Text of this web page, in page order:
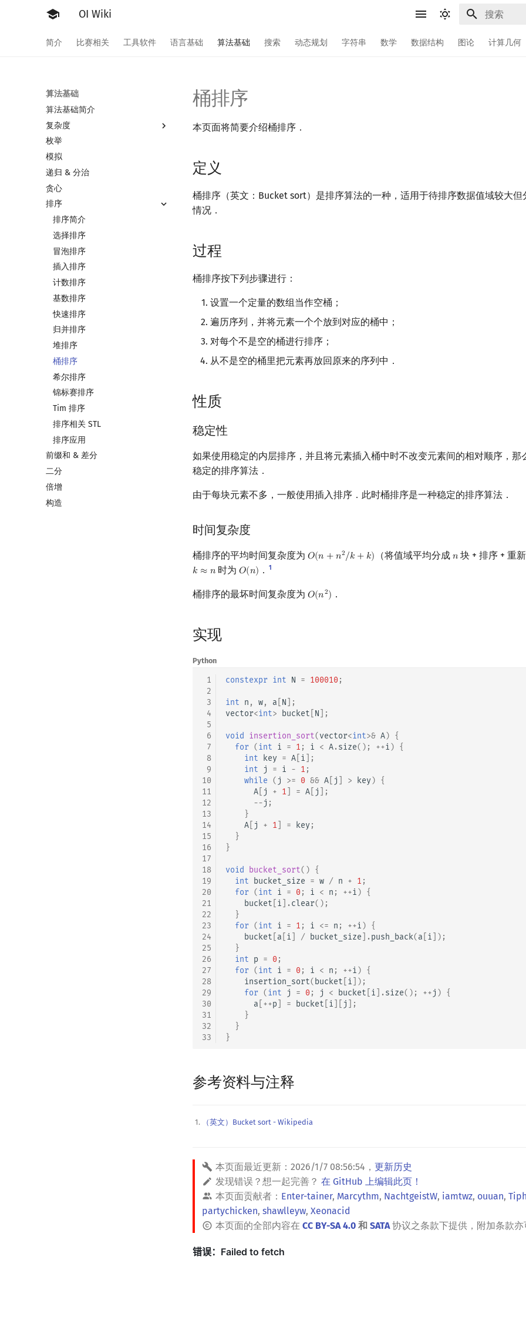
OI Wiki
简介 比赛相关 工具软件 语言基础 算法基础 搜索 动态规划 字符串 数学 数据结构 图论 计算几何
算法基础
算法基础简介
复杂度
复杂度简介
均摊复杂度
枚举
模拟
递归 & 分治
贪心
排序
排序简介
选择排序
冒泡排序
插入排序
计数排序
基数排序
快速排序
归并排序
堆排序
桶排序
希尔排序
锦标赛排序
Tim 排序
排序相关 STL
排序应用
前缀和 & 差分
二分
倍增
构造
桶排序
本页面将简要介绍桶排序．
定义
桶排序（英文：Bucket sort）是排序算法的一种，适用于待排序数据值域较大但
情况．
过程
桶排序按下列步骤进行：
设置一个定量的数组当作空桶；
遍历序列，并将元素一个个放到对应的桶中；
对每个不是空的桶进行排序；
从不是空的桶里把元素再放回原来的序列中．
性质
稳定性
如果使用稳定的内层排序，并且将元素插入桶中时不改变元素间的相对顺序，那
稳定的排序算法．
由于每块元素不多，一般使用插入排序．此时桶排序是一种稳定的排序算法．
时间复杂度
桶排序的平均时间复杂度为 𝑂(𝑛 +𝑛2/𝑘 + 𝑘)
O(n+ n2/k+k ) （将值域平均分成 𝑛
n 块 + 排序 + 重
𝑘 ≈ 𝑛
k ≈n 时为𝑂(𝑛)
O(n) ． 1
桶排序的最坏时间复杂度为 𝑂(𝑛2)
O(n2) ．
实现
Python
1
2
3
4
5
6
7
8
9
10
11
12
13
14
15
16
17
18
19
20
21
22
23
24
25
26
27
28
29
30
31
32
33
constexpr int N = 100010;
int n , w, a N ];
vector<int> bucket N ];
void insertion_sort(vector<int>& A) {
for (int i = 1 ; i < A.size(); ++i) {
int
key = A i ];
int
j = i - 1 ;
while ( j >= 0 && A j > key) {
A j + 1 = A j
];
--j ;
}
A j + 1 = key;
}
}
void bucket_sort() {
int
bucket_size = w / n + 1 ;
for (int i = 0; i < n ; ++i) {
bucket i ].clear();
}
for (int i = 1 ; i <= n ; ++i) {
bucket a i / bucket_size ].push_back(a i ]);
}
int p = 0;
for (int i = 0; i < n ; ++i) {
insertion_sort( bucket i ]);
for (int j = 0; j < bucket i ].size(); ++j ) {
a ++p = bucket i j
];
}
}
}
参考资料与注释
（英文）Bucket sort - Wikipedia
本页面最近更新： 2026/1/7 08:56:54 ， 更新历史
发现错误？想一起完善？ 在 GitHub 上编辑此页！
本页面贡献者： Enter-tainer, Marcythm, NachtgeistW, iamtwz, ouuan,
partychicken, shawlleyw, Xeonacid
本页面的全部内容在 CC BY-SA 4.0 和 SATA协议之条款下提供，附加条款亦